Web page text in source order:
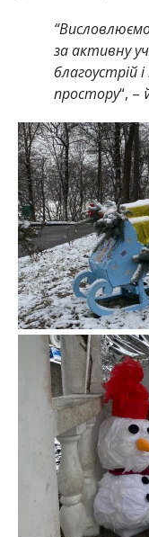
за активну
благоустрій
простору“, –